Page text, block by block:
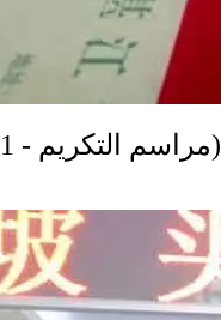
(مراسم التكريم - 1)